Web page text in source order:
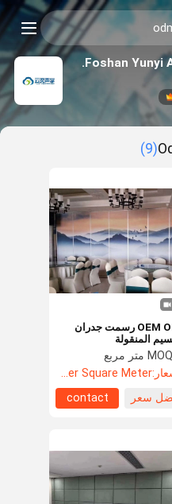
Foshan Yunyi
(9)
OEM ODM رسمت جدران
المنقولة
US$110 Per Square Meter
سعر
contact